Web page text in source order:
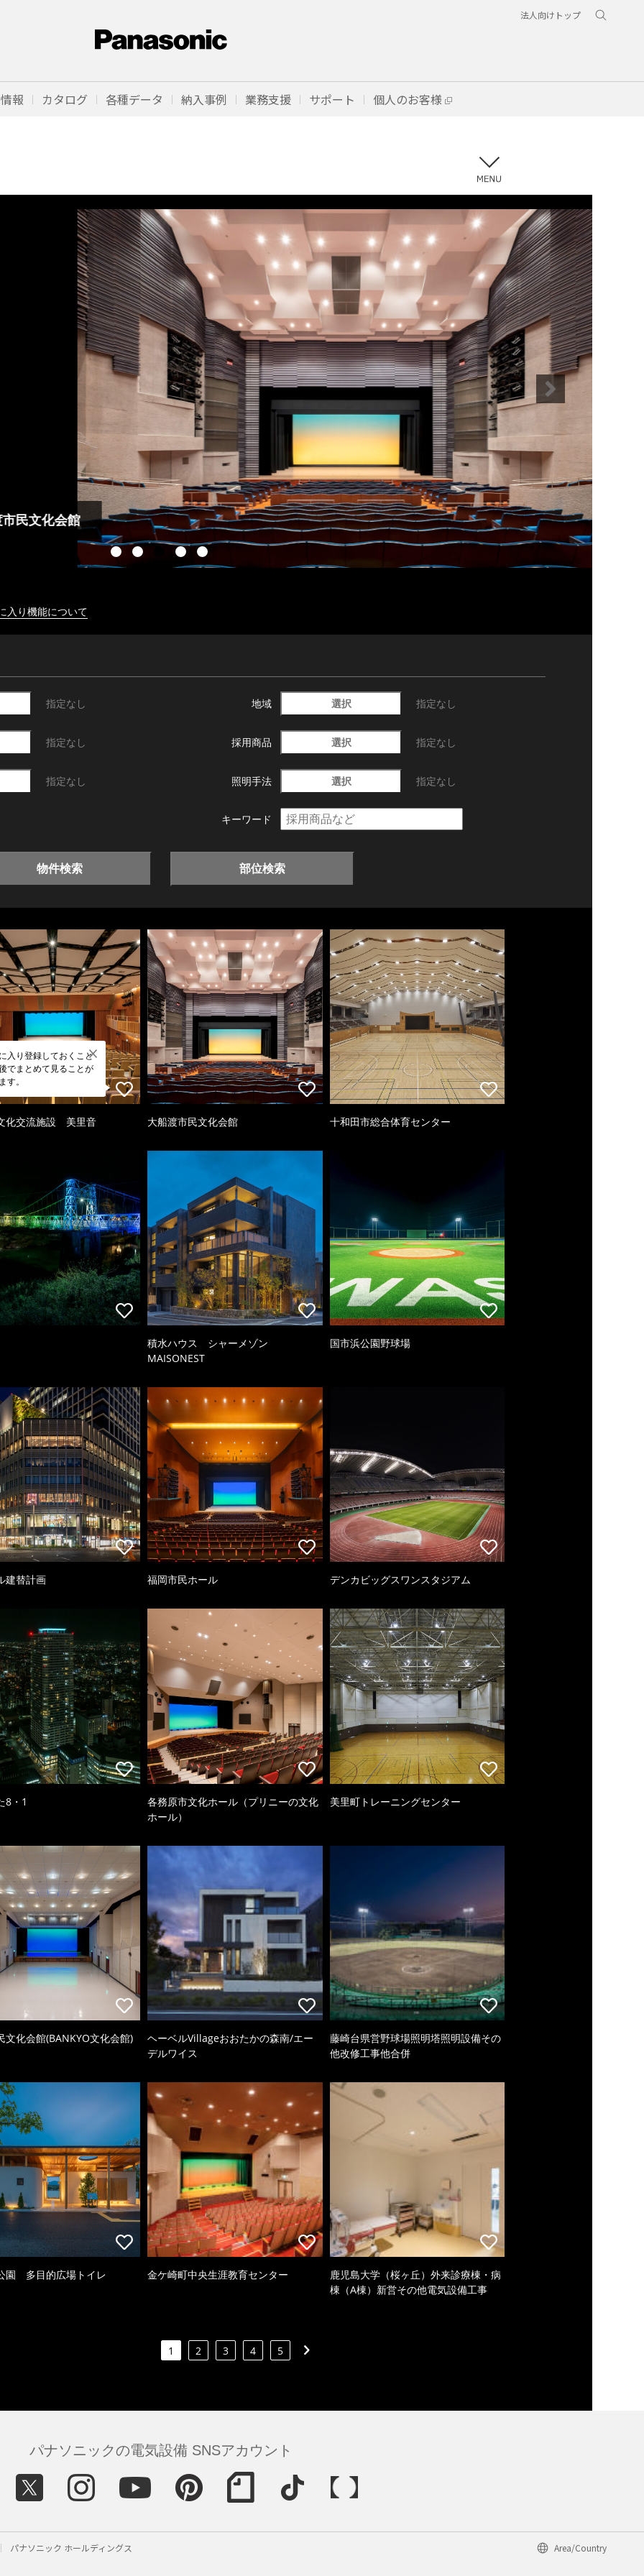
法人向けトップ
報 カタログ 各種データ 納入事例 業務支援 サポート 個人のお客様
入り機能について
指定なし 地域 選択 指定なし
指定なし 採用商品 選択 指定なし
指定なし 照明手法 選択 指定なし
キーワード
物件検索 部位検索
入り登録しておくこと
でまとめて見ることが
す。
化交流施設 美里音 大船渡市民文化会館 十和田市総合体育センター
積水ハウス シャーメゾン
MAISONEST
国市浜公園野球場
建替計画 福岡市民ホール デンカビッグスワンスタジアム
8・1
各務原市文化ホール（プリニーの文化
ホール）
美里町トレーニングセンター
文化会館(BANKYO文化会館)
ヘーベルVillageおおたかの森南/エー
デルワイス
藤崎台県営野球場照明塔照明設備その
他改修工事他合併
園 多目的広場トイレ 金ケ崎町中央生涯教育センター
鹿児島大学（桜ヶ丘）外来診療棟・病
棟（A棟）新営その他電気設備工事
1 2 3 4 5
パナソニックの電気設備 SNSアカウント
パナソニック ホールディングス Area/Country